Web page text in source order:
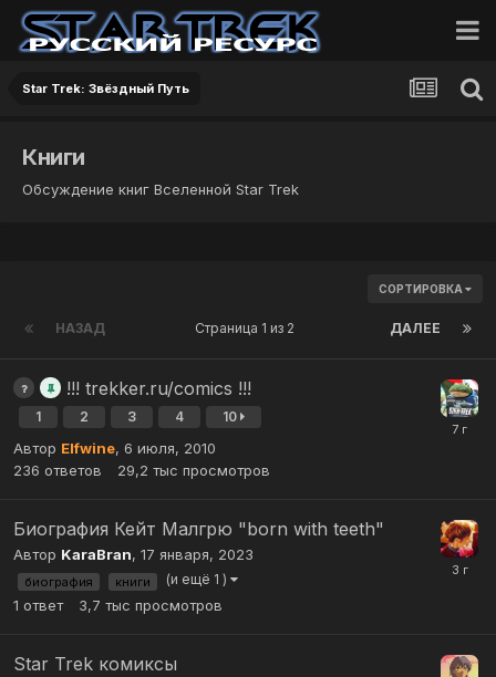
Star Trek: Звёздный Путь
Книги
Обсуждение книг Вселенной Star Trek
СОРТИРОВКА
НАЗАД ДАЛЕЕ
Страница 1 из 2
!!! trekker.ru/comics !!!
1 2 3 4 10
Автор Elfwine, 6 июля, 2010
236 ответов 29,2 тыс просмотров
Биография Кейт Малгрю "born with teeth"
Автор KaraBran, 17 января, 2023
биография книги (и ещё 1 )
1 ответ 3,7 тыс просмотров
Star Trek комиксы